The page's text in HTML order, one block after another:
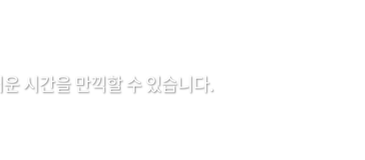
시간을 만끽할 수 있습니다.